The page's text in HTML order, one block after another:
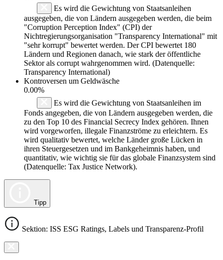
Es wird die Gewichtung von Staatsanleihen
ausgegeben, die von Ländern ausgegeben werden, die beim
"Corruption Perception Index" (CPI) der
Nichtregierungsorganisation "Transparency International" mit
"sehr korrupt" bewertet werden. Der CPI bewertet 180
Ländern und Regionen danach, wie stark der öffentliche
Sektor als corrupt wahrgenommen wird. (Datenquelle:
Transparency International)
Kontroversen um Geldwäsche
0.00%
Es wird die Gewichtung von Staatsanleihen im
Fonds angegeben, die von Ländern ausgegeben werden, die
zu den Top 10 des Financial Secrecy Index gehören. Ihnen
wird vorgeworfen, illegale Finanzströme zu erleichtern. Es
wird qualitativ bewertet, welche Länder große Lücken in
ihren Steuergesetzen und im Bankgeheimnis haben, und
quantitativ, wie wichtig sie für das globale Finanzsystem sind
(Datenquelle: Tax Justice Network).
Tipp
Sektion: ISS ESG Ratings, Labels und Transparenz-Profil